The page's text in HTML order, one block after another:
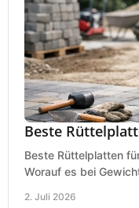
Beste
Beste Rüttelplatten
Worauf es bei
2. Juli 2026